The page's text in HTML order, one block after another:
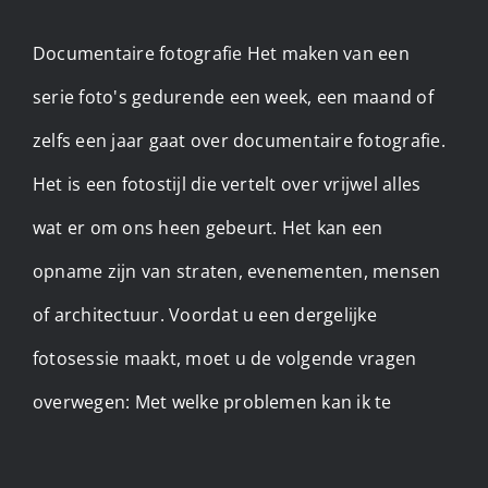
Documentaire fotografie Het maken van een
serie foto's gedurende een week, een maand of
zelfs een jaar gaat over documentaire fotografie.
Het is een fotostijl die vertelt over vrijwel alles
wat er om ons heen gebeurt. Het kan een
opname zijn van straten, evenementen, mensen
of architectuur. Voordat u een dergelijke
fotosessie maakt, moet u de volgende vragen
overwegen: Met welke problemen kan ik te